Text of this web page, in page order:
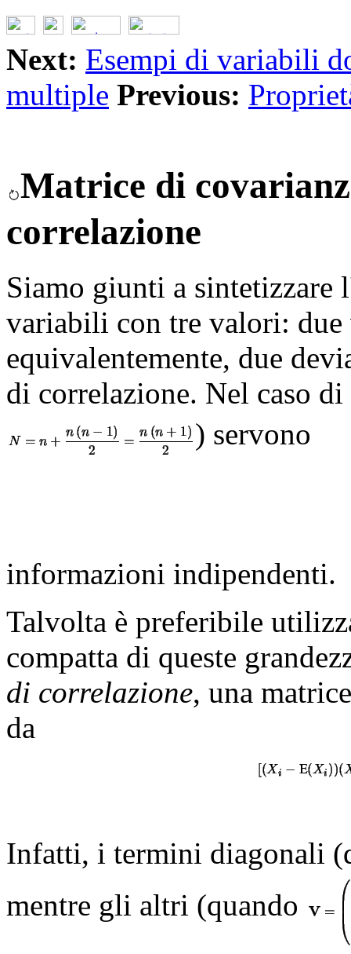
Next: Esempi di variabili
multiple Previous:
Matrice di
correlazione
Siamo giunti a sintetizzare
variabili con tre valori: due
equivalentemente, due
di correlazione. Nel caso di
) servono
informazioni indipendenti.
Talvolta è preferibile
compatta di queste
di correlazione, una
da
Infatti, i termini diagonali
mentre gli altri (quando